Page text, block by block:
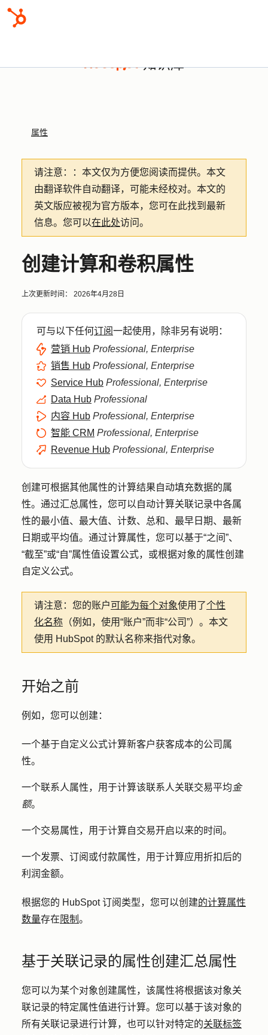
知识库
属性
请注意： ：本文仅为方便您阅读而提供。 本文
由翻译软件自动翻译，可能未经校对。本文的
英文版应被视为官方版本，您可在此找到最新
信息。您可以在此处访问。
创建计算和卷积属性
上次更新时间： 2026年4月28日
可与以下任何订阅一起使用，除非另有说明：
营销 Hub Professional, Enterprise
销售 Hub Professional, Enterprise
Service Hub Professional, Enterprise
Data Hub Professional
内容 Hub Professional, Enterprise
智能 CRM Professional, Enterprise
Revenue Hub Professional, Enterprise
创建可根据其他属性的计算结果自动填充数据的属
性。通过汇总属性，您可以自动计算关联记录中各属
性的最小值、最大值、计数、总和、最早日期、最新
日期或平均值。通过计算属性，您可以基于“之间”、
“截至”或“自”属性值设置公式，或根据对象的属性创建
自定义公式。
请注意： 您的账户可能为每个对象使用了个性
化名称 （例如，使用“账户”而非“公司”）。本文
使用 HubSpot 的默认名称来指代对象。
开始之前
例如，您可以创建：
一个基于自定义公式计算新客户获客成本的公司属
性。
一个联系人属性，用于计算该联系人关联交易平均金
额。
一个交易属性，用于计算自交易开启以来的时间。
一个发票、订阅或付款属性，用于计算应用折扣后的
利润金额。
根据您的 HubSpot 订阅类型，您可以创建的计算属性
数量存在 限制 。
基于关联记录的属性创建汇总属性
您可以为某个对象创建属性，该属性将根据该对象关
联记录的特定属性值进行计算。您可以基于该对象的
所有关联记录进行计算，也可以针对特定的关联标签